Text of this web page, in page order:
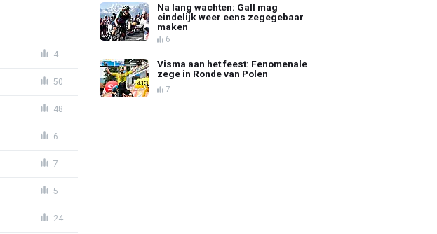
4
50
48
6
7
5
24
Na lang wachten: Gall mag
eindelijk weer eens zegegebaar
maken
6
Visma aan het feest: Fenomenale
zege in Ronde van Polen
7